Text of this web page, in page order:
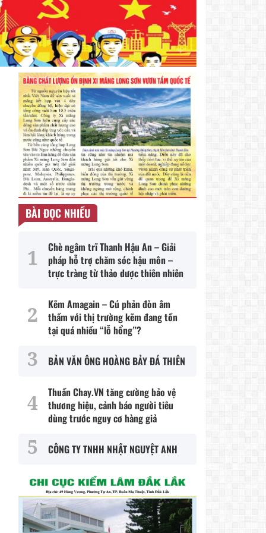
BÀI ĐỌC NHIỀU
Chè ngâm trĩ Thanh Hậu An – Giải
pháp hỗ trợ chăm sóc hậu môn –
trực tràng từ thảo dược thiên nhiên
Kẽm Amagain – Cú phản đòn âm
thầm với thị trường kẽm đang tồn
tại quá nhiều “lỗ hổng”?
BẢN VĂN ÔNG HOÀNG BẢY ĐÁ THIÊN
Thuần Chay.VN tăng cường bảo vệ
thương hiệu, cảnh báo người tiêu
dùng trước nguy cơ hàng giả
CÔNG TY TNHH NHẬT NGUYỆT ANH